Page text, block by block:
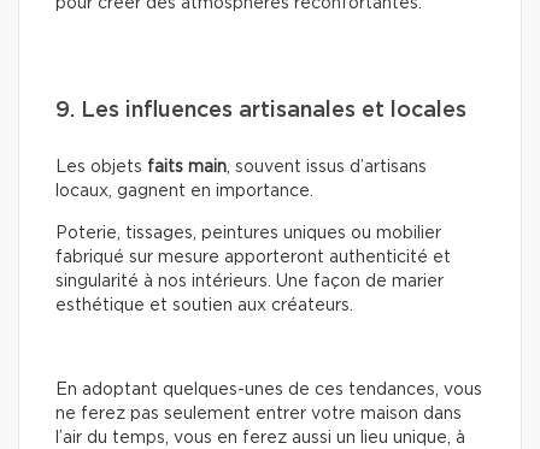
pour créer des atmosphères réconfortantes.
9. Les influences artisanales et locales
Les objets faits main, souvent issus d’artisans
locaux, gagnent en importance.
Poterie, tissages, peintures uniques ou mobilier
fabriqué sur mesure apporteront authenticité et
singularité à nos intérieurs. Une façon de marier
esthétique et soutien aux créateurs.
En adoptant quelques-unes de ces tendances, vous
ne ferez pas seulement entrer votre maison dans
l’air du temps, vous en ferez aussi un lieu unique, à